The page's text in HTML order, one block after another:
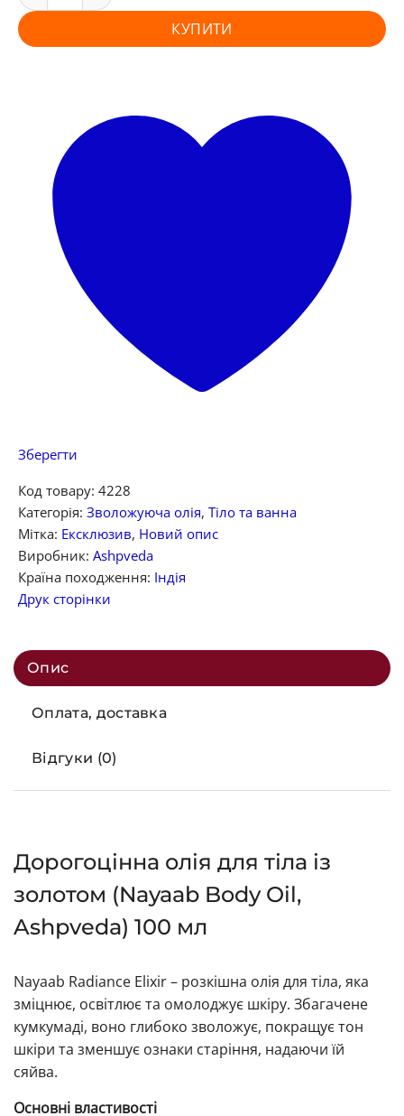
КУПИТИ
Зберегти
Код товару: 4228
Категорія: Зволожуюча олія, Тіло та ванна
Мітка: Ексклюзив, Новий опис
Виробник: Ashpveda
Країна походження: Індія
Друк сторінки
Опис
Оплата, доставка
Відгуки (0)
Дорогоцінна олія для тіла із
золотом (Nayaab Body Oil,
Ashpveda) 100 мл
Nayaab Radiance Elixir – розкішна олія для тіла, яка
зміцнює, освітлює та омолоджує шкіру. Збагачене
кумкумаді, воно глибоко зволожує, покращує тон
шкіри та зменшує ознаки старіння, надаючи їй
сяйва.
Основні властивості